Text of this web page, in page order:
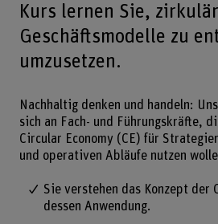
Kurs lernen Sie,
Geschäftsmodelle zu
umzusetzen.
Nachhaltig denken und handeln:
sich an Fach- und Führungskräfte,
Circular Economy (CE) für
und operativen Abläufe nutzen
Sie verstehen das Konzept der
dessen Anwendung.